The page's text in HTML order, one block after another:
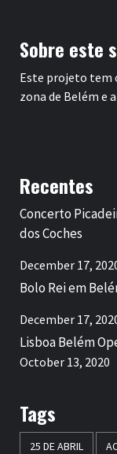
Sobre este
Este projeto tem
zona de Belém e
Recentes
Concerto
dos Coches
December 17,
Bolo Rei em
December 17,
Lisboa Belém
October 13, 2020
Tags
25 DE ABRIL